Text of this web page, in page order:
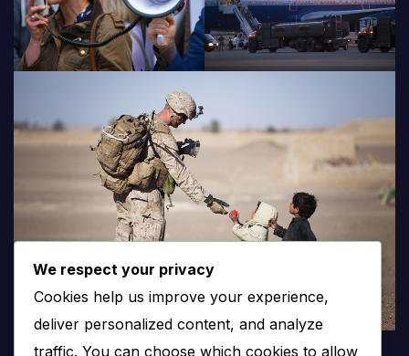
We respect your privacy
Cookies help us improve your experience,
deliver personalized content, and analyze
traffic. You can choose which cookies to allow